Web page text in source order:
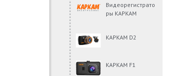
Видеорегистрато
ры КАРКАМ
КАРКАМ D2
КАРКАМ F1